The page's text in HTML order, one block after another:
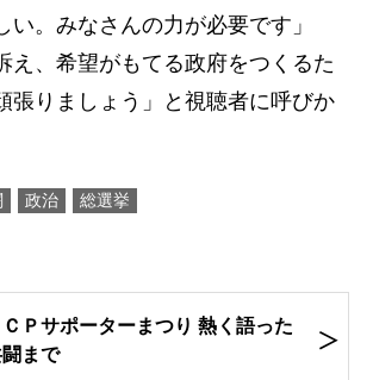
い。みなさんの力が必要です」
え、希望がもてる政府をつくるた
張りましょう」と視聴者に呼びか
政治 総選挙
Ｐサポーターまつり 熱く語った
まで